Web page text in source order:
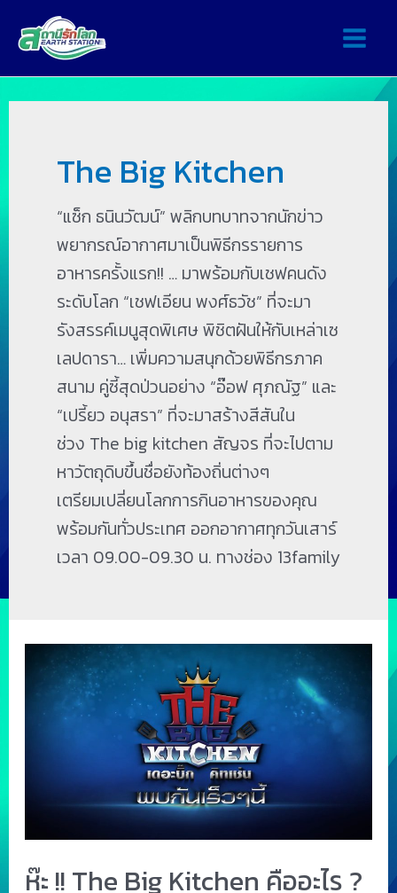
The Big Kitchen
“แซ็ก ธนินวัฒน์” พลิกบทบาทจากนักข่าว
พยากรณ์อากาศมาเป็นพิธีกรรายการ
อาหารครั้งแรก!! … มาพร้อมกับเชฟคนดัง
ระดับโลก “เชฟเอียน พงศ์ธวัช” ที่จะมา
รังสรรค์เมนูสุดพิเศษ พิชิตฝันให้กับเหล่าเซ
เลปดารา… เพิ่มความสนุกด้วยพิธีกรภาค
สนาม คู่ซี้สุดป่วนอย่าง “อ๊อฟ ศุภณัฐ” และ
“เปรี้ยว อนุสรา” ที่จะมาสร้างสีสันใน
ช่วง The big kitchen สัญจร ที่จะไปตาม
หาวัตถุดิบขึ้นชื่อยังท้องถิ่นต่างๆ
เตรียมเปลี่ยนโลกการกินอาหารของคุณ
พร้อมกันทั่วประเทศ ออกอากาศทุกวันเสาร์
เวลา 09.00-09.30 น. ทางช่อง 13family
ห๊ะ !! The Big Kitchen คืออะไร ?